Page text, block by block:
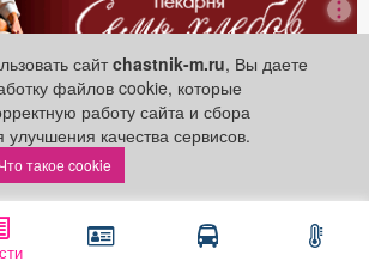
дежурно-
служба
г. Мыски
2026
сайтchastnik-m.ru, Вы даете
файлов cookie, которые
работу сайта и сбора
качества сервисов.
Что такое cookie